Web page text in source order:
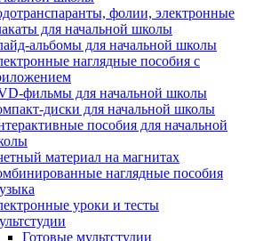
фолии, электронные
для начальной школы
альбомы для начальной школы
наглядные пособия с
фильмы для начальной школы
диски для начальной школы
пособия для начальной
материал на магнитах
наглядные пособия
уроки и тесты
Готовые мультстудии